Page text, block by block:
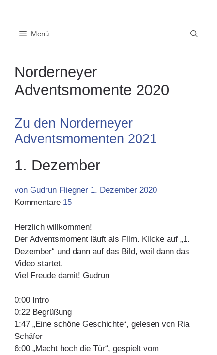
springen Menü
Norderneyer
Adventsmomente 2020
Zu den Norderneyer
Adventsmomenten 2021
1. Dezember
von Gudrun Fliegner 1. Dezember 2020
Kommentare 15
Herzlich willkommen!
Der Adventsmoment läuft als Film. Klicke auf „1.
Dezember“ und dann auf das Bild, weil dann das
Video startet.
Viel Freude damit! Gudrun
0:00 Intro
0:22 Begrüßung
1:47 „Eine schöne Geschichte“, gelesen von Ria
Schäfer
6:00 „Macht hoch die Tür“, gespielt vom